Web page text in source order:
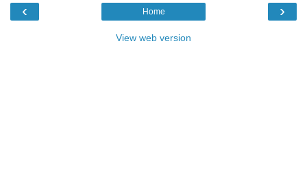
‹ ›
Home
View web version